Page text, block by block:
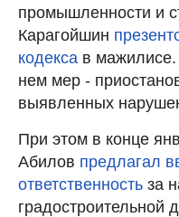
промышленности и
Карагойшин
кодекса в
нем мер -
выявленных
При этом в конце
Абилов предлагал
ответственность за
градостроительной